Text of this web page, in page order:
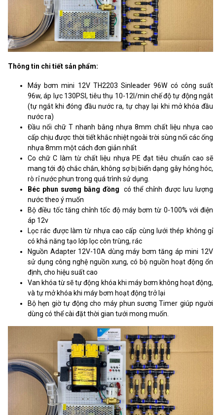
Thông tin chi tiết sản phẩm:
Máy bơm mini 12V TH2203 Sinleader 96W có công suất
96w, áp lực 130PSI, tiêu thụ 10-12l/min chế độ tự động ngắt
(tự ngắt khi đóng đầu nước ra, tự chạy lại khi mở khóa đầu
nước ra)
Đầu nối chữ T nhanh bằng nhựa 8mm chất liệu nhựa cao
cấp chịu được thời tiết khắc nhiệt ngoài trời sùng nối các ống
nhựa 8mm một cách đơn giản nhất
Co chữ C làm từ chất liệu nhựa PE đạt tiêu chuẩn cao sẽ
mang tới độ chắc chắn, không sợ bị biến dạng gây hỏng hóc,
rò rỉ nước phun trong quá trình sử dụng.
Béc phun sương bằng đồng
có thể chỉnh được lưu lượng
nước theo ý muốn
Bộ điều tốc tăng chỉnh tốc độ máy bơm từ 0-100% với điện
áp 12v
Lọc rác được làm từ nhựa cao cấp cùng lưới thép không gỉ
có khả năng tạo lớp lọc côn trùng, rác
Nguồn Adapter 12V-10A dùng máy bơm tăng áp mini 12V
sử dụng công nghệ nguồn xung, có bộ nguồn hoạt động ổn
định, cho hiệu suất cao
Van khóa từ sẽ tự động khóa khi máy bơm không hoạt động,
và tự mở khóa khi máy bơm hoạt động trở lại
Bộ hẹn giờ tự động cho máy phun sương Timer giúp người
dùng có thể cài đặt thời gian tưới mong muốn.